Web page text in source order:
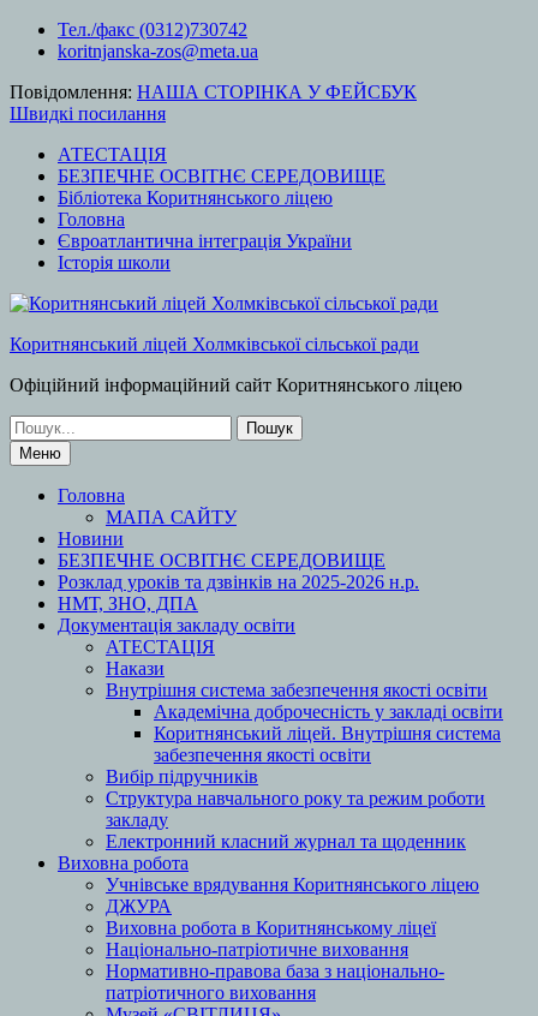
ПерейтиТел./факс (0312)730742
koritnjanska-zos@meta.ua
Повідомлення: НАША СТОРІНКА У ФЕЙСБУК
Швидкі посилання
АТЕСТАЦІЯ
БЕЗПЕЧНЕ ОСВІТНЄ СЕРЕДОВИЩЕ
Бібліотека Коритнянського ліцею
Головна
Євроатлантична інтеграція України
Історія школи
Коритнянський ліцей Холмківської сільської ради
Офіційний інформаційний сайт Коритнянського ліцею
Шукати:
Меню
Головна
МАПА САЙТУ
Новини
БЕЗПЕЧНЕ ОСВІТНЄ СЕРЕДОВИЩЕ
Розклад уроків та дзвінків на 2025-2026 н.р.
НМТ, ЗНО, ДПА
Документація закладу освіти
АТЕСТАЦІЯ
Накази
Внутрішня система забезпечення якості освіти
Академічна доброчесність у закладі освіти
Коритнянський ліцей. Внутрішня система
забезпечення якості освіти
Вибір підручників
Структура навчального року та режим роботи
закладу
Електронний класний журнал та щоденник
Виховна робота
Учнівське врядування Коритнянського ліцею
ДЖУРА
Виховна робота в Коритнянському ліцеї
Національно-патріотичне виховання
Нормативно-правова база з національно-
патріотичного виховання